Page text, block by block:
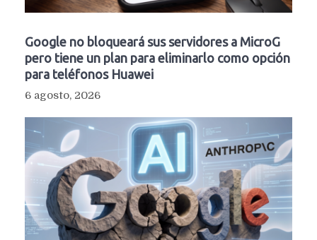
Google no bloqueará sus servidores a MicroG
pero tiene un plan para eliminarlo como opción
para teléfonos Huawei
6 agosto, 2026